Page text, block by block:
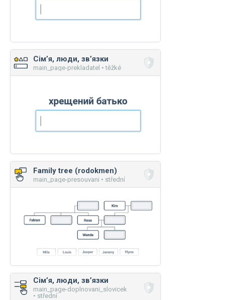
Сім’я, люди, зв’язки
main_page-prekladatel • těžké
Family tree (rodokmen)
main_page-presouvani • střední
Сім’я, люди, зв’язки
main_page-doplnovani_slovicek
• střední